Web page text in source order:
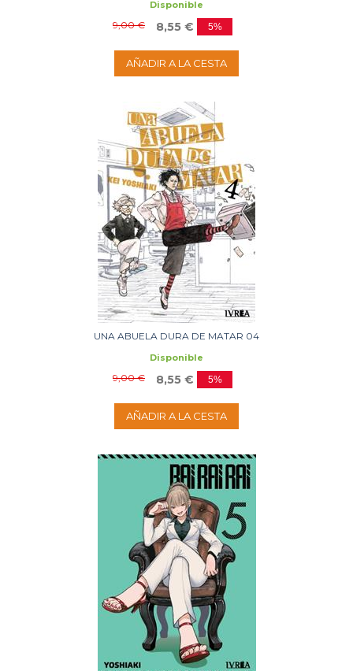
Disponible
9,00 € 8,55 € 5%
AÑADIR A LA CESTA
UNA ABUELA DURA DE MATAR 04
Disponible
9,00 € 8,55 € 5%
AÑADIR A LA CESTA